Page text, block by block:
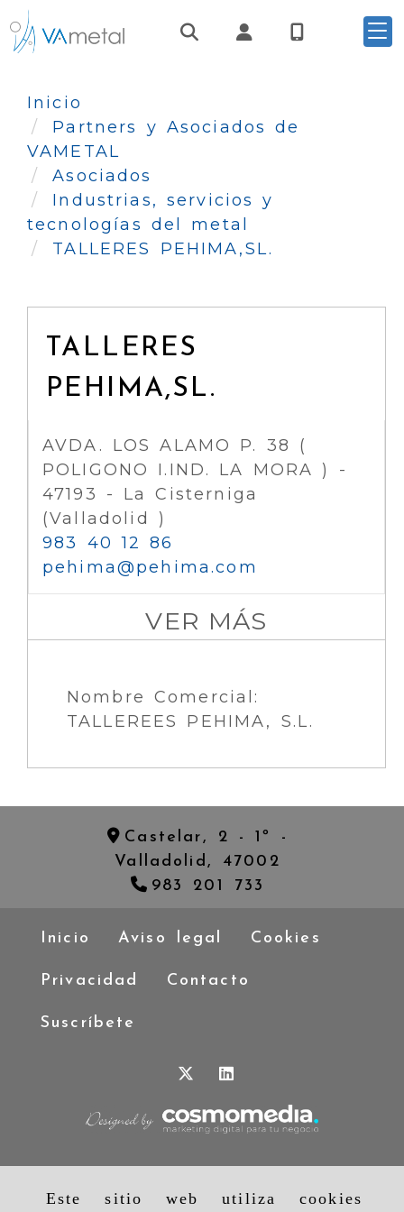
Este sitio web utiliza cookies
Identifícate
Inicio
Partners y Asociados de
VAMETAL
Asociados
Industrias, servicios y
tecnologías del metal
TALLERES PEHIMA,SL.
TALLERES
PEHIMA,SL.
AVDA. LOS ALAMO P. 38 (
POLIGONO I.IND. LA MORA ) -
47193 - La Cisterniga
(Valladolid )
983 40 12 86
pehima
pehima.com
VER MÁS
Nombre Comercial:
TALLEREES PEHIMA, S.L.
Castelar, 2 - 1º -
Valladolid, 47002
983 201 733
Inicio Aviso legal Cookies
Privacidad Contacto
Suscríbete